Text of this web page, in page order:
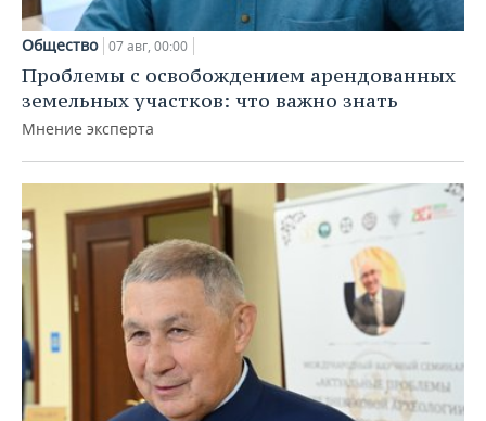
Общество 07 авг, 00:00
Проблемы с освобождением арендованных
земельных участков: что важно знать
Мнение эксперта